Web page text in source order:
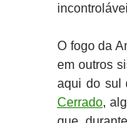
O fogo da
em outros
aqui do sul
Cerrado,